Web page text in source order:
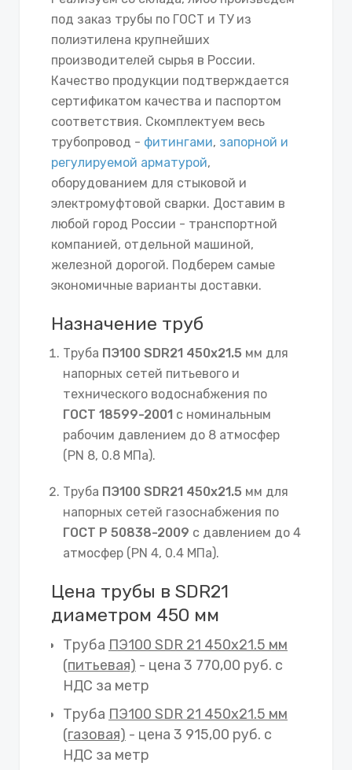
под заказ трубы по ГОСТ и ТУ из
полиэтилена крупнейших
производителей сырья в России.
Качество продукции подтверждается
сертификатом качества и паспортом
соответствия. Скомплектуем весь
трубопровод - фитингами, запорной и
регулируемой арматурой,
оборудованием для стыковой и
электромуфтовой сварки. Доставим в
любой город России - транспортной
компанией, отдельной машиной,
железной дорогой. Подберем самые
экономичные варианты доставки.
Назначение труб
Труба ПЭ100 SDR21 450х21.5 мм для
напорных сетей питьевого и
технического водоснабжения по
ГОСТ 18599-2001 с номинальным
рабочим давлением до 8 атмосфер
(PN 8, 0.8 МПа).
Труба ПЭ100 SDR21 450х21.5 мм для
напорных сетей газоснабжения по
ГОСТ Р 50838-2009 с давлением до 4
атмосфер (PN 4, 0.4 МПа).
Цена трубы в SDR21
диаметром 450 мм
Труба ПЭ100 SDR 21 450х21.5 мм
(питьевая) - цена 3 770,00 руб. с
НДС за метр
Труба ПЭ100 SDR 21 450х21.5 мм
(газовая) - цена 3 915,00 руб. с
НДС за метр